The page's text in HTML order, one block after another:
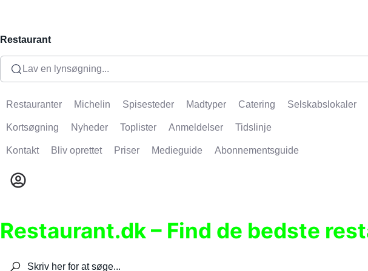
Restaurant
Lav en lynsøgning...
Restauranter Michelin Spisesteder Madtyper Catering Selskabslokaler
Kortsøgning Nyheder Toplister Anmeldelser Tidslinje
Kontakt Bliv oprettet Priser Medieguide Abonnementsguide
Restaurant.dk – Find de bedste